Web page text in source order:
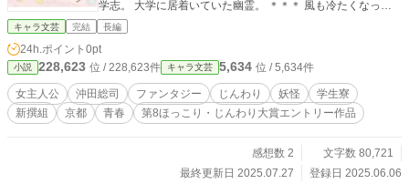
学志。 大学に居着いていた幽霊。 ＊＊＊ 風も冷たくなって
きた十一月の京都で、わたしと沖田は言葉を交わした。 これ
キャラ文芸 完結 長編
24h.ポイント 0pt
小説 228,623 位 / 228,623件 キャラ文芸 5,634 位 / 5,634件
女主人公 沖田総司 ファンタジー じんわり 妖怪
学生寮
新撰組
京都 青春 第8ほっこり・じんわり大賞エントリー作品
感想数 2
文字数 80,721
最終更新日 2025.07.27
登録日 2025.06.06